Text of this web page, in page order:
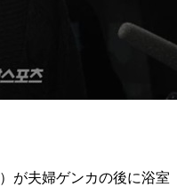
が夫婦ゲンカの後に浴室